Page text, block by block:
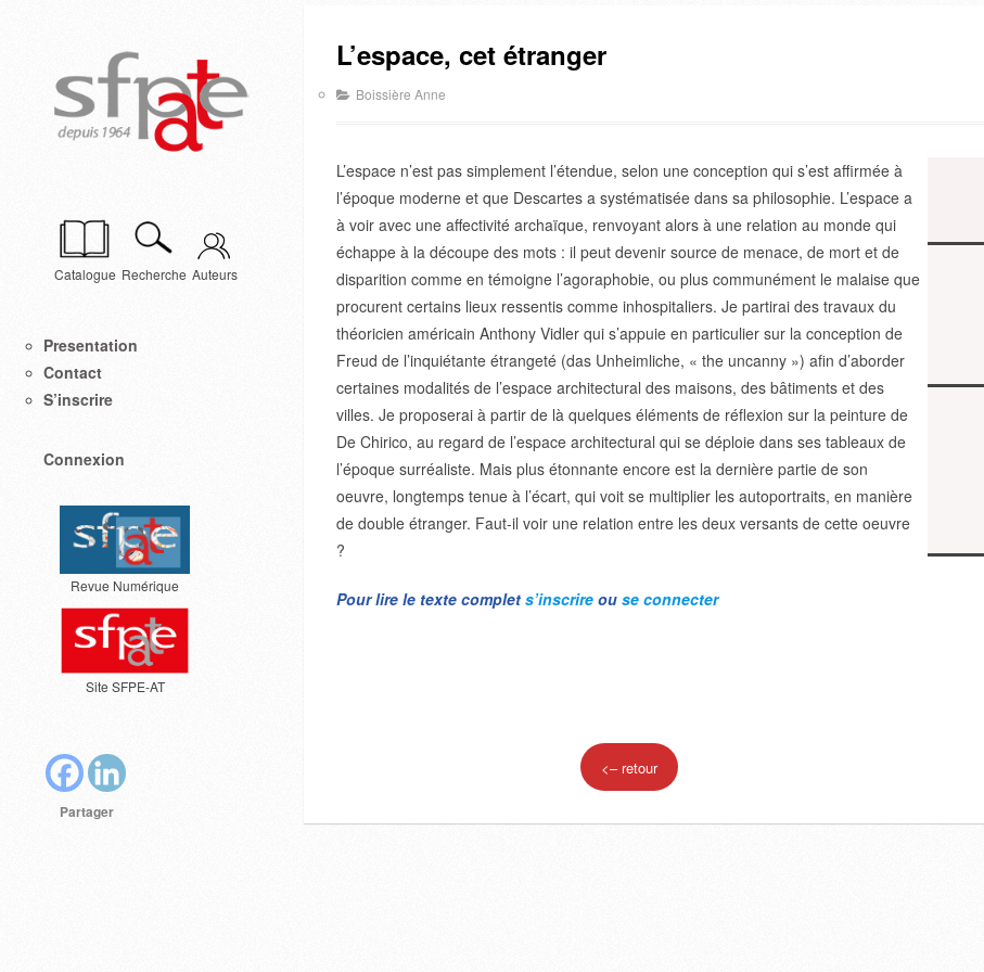
Catalogue Recherche Auteurs
Presentation
Contact
S’inscrire
Connexion
Revue Numérique
Site SFPE-AT
Partager
L’espace, cet étranger
Boissière Anne
L’espace n’est pas simplement l’étendue, selon une conception qui s’est affirmée à
l’époque moderne et que Descartes a systématisée dans sa philosophie. L’espace a
à voir avec une affectivité archaïque, renvoyant alors à une relation au monde qui
échappe à la découpe des mots : il peut devenir source de menace, de mort et de
disparition comme en témoigne l’agoraphobie, ou plus communément le malaise que
procurent certains lieux ressentis comme inhospitaliers. Je partirai des travaux du
théoricien américain Anthony Vidler qui s’appuie en particulier sur la conception de
Freud de l’inquiétante étrangeté (das Unheimliche, « the uncanny ») afin d’aborder
certaines modalités de l’espace architectural des maisons, des bâtiments et des
villes. Je proposerai à partir de là quelques éléments de réflexion sur la peinture de
De Chirico, au regard de l’espace architectural qui se déploie dans ses tableaux de
l’époque surréaliste. Mais plus étonnante encore est la dernière partie de son
oeuvre, longtemps tenue à l’écart, qui voit se multiplier les autoportraits, en manière
de double étranger. Faut-il voir une relation entre les deux versants de cette oeuvre
?
Pour lire le texte complet s’inscrire ou se connecter
<– retour